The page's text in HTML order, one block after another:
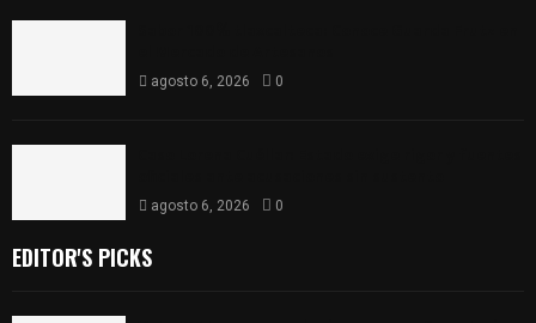
agosto 6, 2026 0
agosto 6, 2026 0
EDITOR'S PICKS